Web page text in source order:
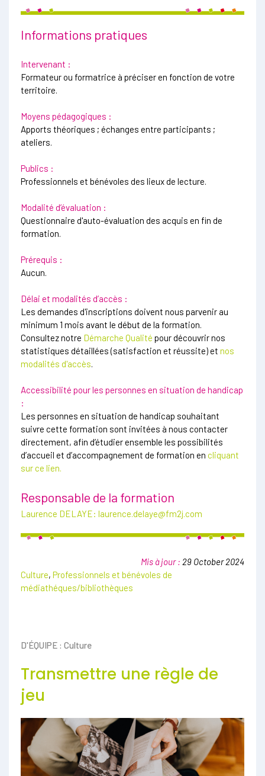
Informations pratiques
Intervenant :
Formateur ou formatrice à préciser en fonction de votre
territoire.
Moyens pédagogiques :
Apports théoriques ; échanges entre participants ;
ateliers.
Publics :
Professionnels et bénévoles des lieux de lecture.
Modalité d’évaluation :
Questionnaire d'auto-évaluation des acquis en fin de
formation.
Prérequis :
Aucun.
Délai et modalités d’accès :
Les demandes d'inscriptions doivent nous parvenir au
minimum 1 mois avant le début de la formation.
Consultez notre Démarche Qualité pour découvrir nos
statistiques détaillées (satisfaction et réussite) et nos
modalités d'accès.
Accessibilité pour les personnes en situation de handicap
:
Les personnes en situation de handicap souhaitant
suivre cette formation sont invitées à nous contacter
directement, afin d’étudier ensemble les possibilités
d’accueil et d’accompagnement de formation en cliquant
sur ce lien.
Responsable de la formation
Laurence DELAYE: laurence.delaye@fm2j.com
Mis à jour : 29 October 2024
Culture, Professionnels et bénévoles de
médiathéques/bibliothèques
D'ÉQUIPE : Culture
Transmettre une règle de
jeu